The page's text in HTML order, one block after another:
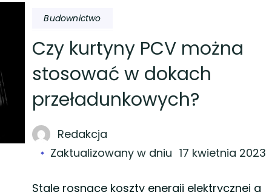
Budownictwo
Czy kurtyny PCV można
stosować w dokach
przeładunkowych?
Redakcja
Zaktualizowany w dniu 17 kwietnia 2023
Stale rosnące koszty energii elektrycznej a